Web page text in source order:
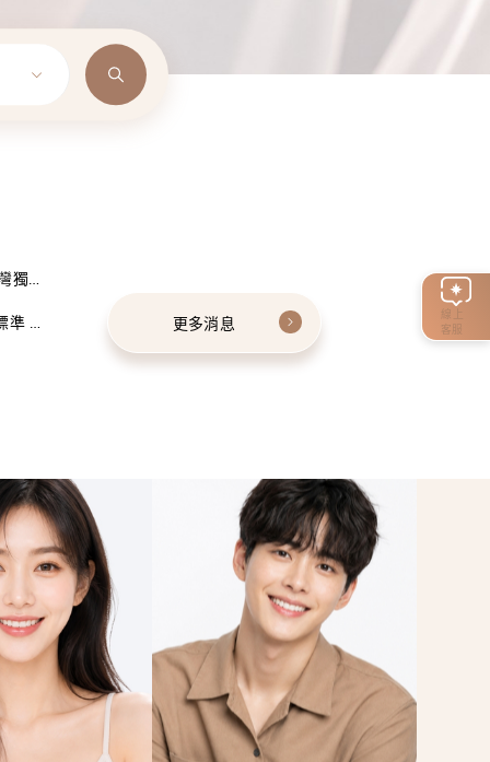
線上
客服
獨家
建 更多消息